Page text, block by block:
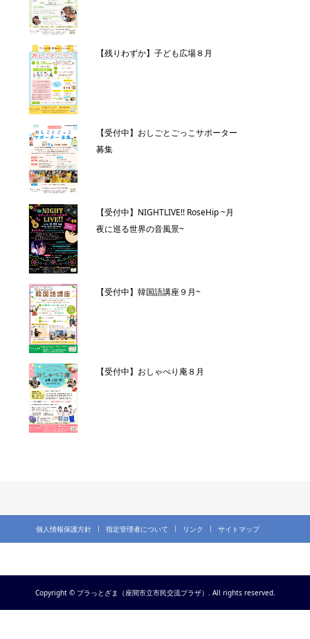
【残りわずか】子ども広場８月
【受付中】おしごとごっこサポーター
募集
【受付中】NIGHTLIVE!! RoseHip ~月
夜に巡る世界の音風景~
【受付中】韓国語講座９月~
【受付中】おしゃべり庵８月
個人情報保護方針 指定管理者について リンク サイトマップ
Copyright © プラっとざま（座間市立市民交流プラザ）. All rights reserved.